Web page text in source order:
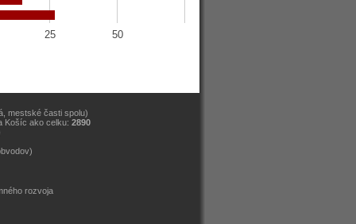
25 50
mestské časti spolu)
Košíc ako celku: 2890
rozvoja